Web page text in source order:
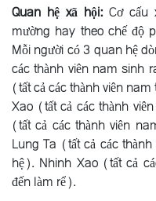
Quan hệ xã hội:Cơ cấu
mường hay theo chế độ
Mỗi người có 3 quan hệ
các thành viên nam sinh
(tất cả các thành viên
Xao (tất cả các thành
(tất cả các thành viên
Lung Ta (tất cả các
hệ). Nhinh Xao (tất cả
đến làm rể).